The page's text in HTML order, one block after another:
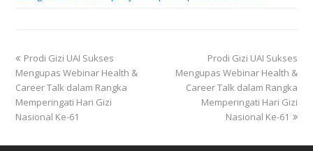
previous
post:
Prodi Gizi UAI Sukses
Mengupas Webinar Health &
Career Talk dalam Rangka
Memperingati Hari Gizi
Nasional Ke-61
next
post:
Prodi Gizi UAI Sukses
Mengupas Webinar Health &
Career Talk dalam Rangka
Memperingati Hari Gizi
Nasional Ke-61